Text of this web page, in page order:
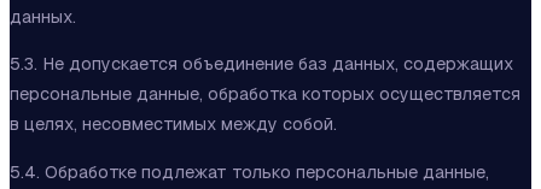
данных.
5.3. Не допускается объединение баз данных, содержащих
персональные данные, обработка которых осуществляется
в целях, несовместимых между собой.
5.4. Обработке подлежат только персональные данные,